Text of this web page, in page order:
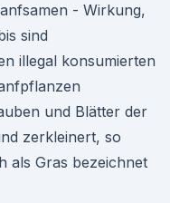
- Wirkung,
sind
illegal konsumierten
und Blätter der
zerkleinert, so
als Gras bezeichnet